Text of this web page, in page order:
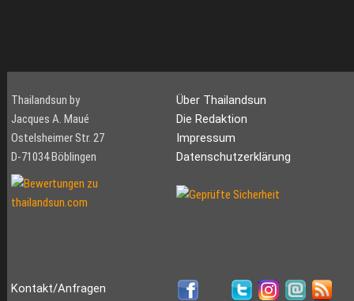
Thailandsun by
Jacques A. Maué
Ostelsheimer Str. 27
D-71034 Böblingen
Über Thailandsun
Die Redaktion
Impressum
Datenschutzerklärung
Kontakt/Anfragen